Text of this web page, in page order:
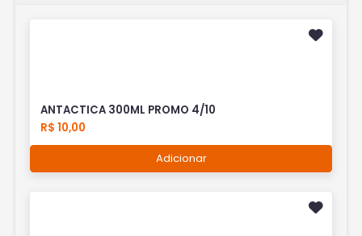
ANTACTICA 300ML PROMO 4/10
R$ 10,00
Adicionar